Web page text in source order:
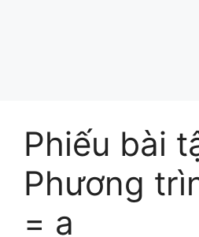
Phiếu bài
Phương
= a